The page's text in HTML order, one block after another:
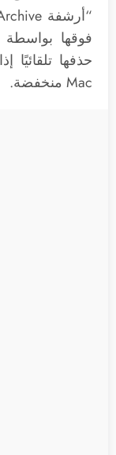
فوقها بواسطة
حذفها تلقائيًا
Mac منخفضة.